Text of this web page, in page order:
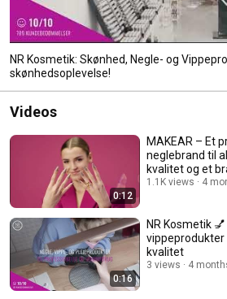
NR Kosmetik: Skønhed, Negle- og
skønhedsoplevelse!
Videos
0:12
MAKEAR – Et
neglebrand til
kvalitet og et
om.
1.1K views 4
0:16
NR Kosmetik
kvalitet
3 views 4